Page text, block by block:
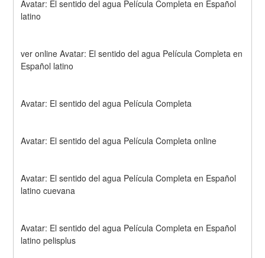
Avatar: El sentido del agua Película Completa en Español
latino
ver online Avatar: El sentido del agua Película Completa en
Español latino
Avatar: El sentido del agua Película Completa
Avatar: El sentido del agua Película Completa online
Avatar: El sentido del agua Película Completa en Español
latino cuevana
Avatar: El sentido del agua Película Completa en Español
latino pelisplus